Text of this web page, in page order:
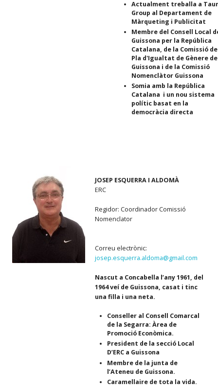
Actualment treballa a
Group al Departament de
Màrqueting i Publicitat
Membre del Consell Local
Guissona per la República
Catalana, de la Comissió
Pla d'Igualtat de Gènere de
Guissona i de la Comissió
Nomenclàtor Guissona
Somia amb la República
Catalana i un nou sistema
polític basat en la
democràcia directa
JOSEP ESQUERRA I ALDOMÀ
ERC
Regidor: Coordinador Comissió
Nomenclator
Correu electrònic:
josep.esquerra.aldoma@gmail.com
Nascut a Concabella l’any 1961, del
1964 veí de Guissona, casat i tinc
una filla i una neta.
Conseller al Consell Comarcal
de la Segarra: Àrea de
Promoció Econòmica.
President de la secció Local
D’ERC a Guissona
Membre de la junta de
l’Ateneu de Guissona.
Caramellaire de tota la vida.